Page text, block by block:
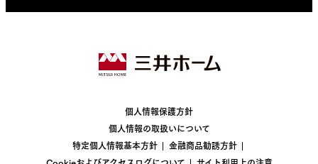
個人情報保護方針
個人情報の取扱いについて
特定個人情報基本方針
金融商品勧誘方針